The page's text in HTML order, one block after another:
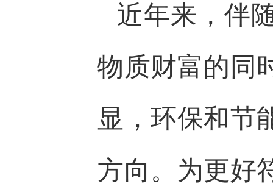
近年来，伴
物质财富的同
显，环保和节
方向。为更好